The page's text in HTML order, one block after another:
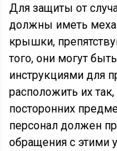
Для защиты от
должны иметь
крышки,
того, они могут
инструкциями для
расположить их
посторонних
персонал должен
обращения с этими